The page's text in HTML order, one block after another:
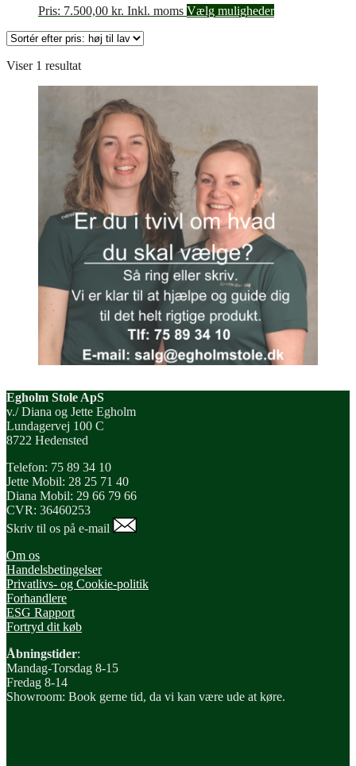
Pris: 7.500,00 kr. Inkl. moms Vælg muligheder
Viser 1 resultat
Egholm Stole ApS
v./ Diana og Jette Egholm
Lundagervej 100 C
8722 Hedensted
Telefon: 75 89 34 10
Jette Mobil: 28 25 71 40
Diana Mobil: 29 66 79 66
CVR: 36460253
Skriv til os på e-mail
Om os
Handelsbetingelser
Privatlivs- og Cookie-politik
Forhandlere
ESG Rapport
Fortryd dit køb
Åbningstider:
Mandag-Torsdag 8-15
Fredag 8-14
Showroom: Book gerne tid, da vi kan være ude at køre.